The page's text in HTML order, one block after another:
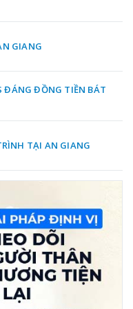
GIANG
ĐÁNG ĐỒNG TIỀN BÁT
TẠI AN GIANG